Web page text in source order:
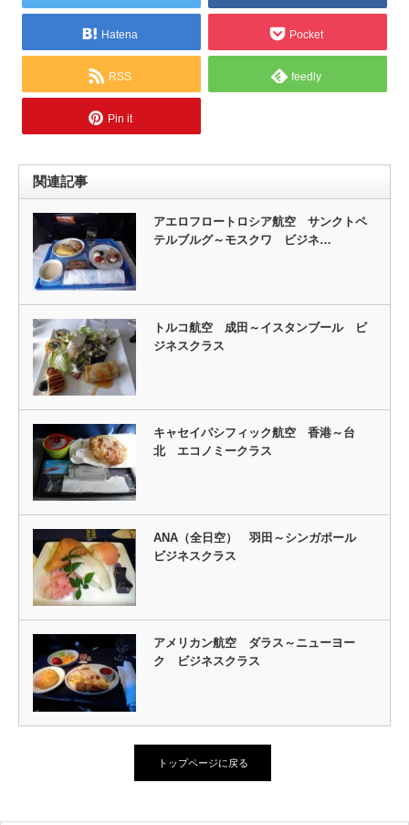
Hatena Pocket
RSS feedly
Pin it
関連記事
アエロフロートロシア航空 サンクトペ
テルブルグ～モスクワ ビジネ…
トルコ航空 成田～イスタンブール ビ
ジネスクラス
キャセイパシフィック航空 香港～台
北 エコノミークラス
ANA（全日空） 羽田～シンガポール
ビジネスクラス
アメリカン航空 ダラス～ニューヨー
ク ビジネスクラス
トップページに戻る